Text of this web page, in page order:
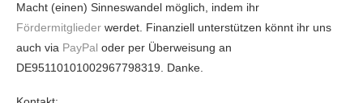
Macht (einen) Sinneswandel möglich, indem ihr
Fördermitglieder werdet. Finanziell unterstützen könnt ihr uns
auch via PayPal oder per Überweisung an
DE95110101002967798319. Danke.